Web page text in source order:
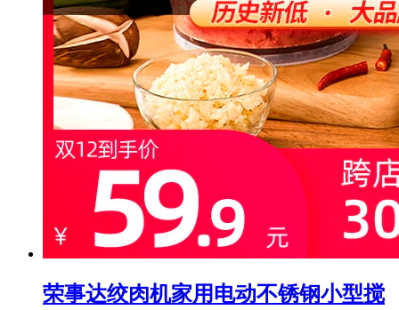
荣事达绞肉机家用电动不锈钢小型搅